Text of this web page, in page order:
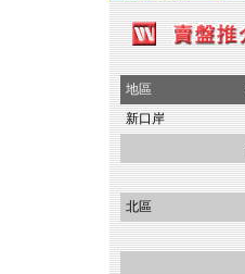
地區
新口岸
北區